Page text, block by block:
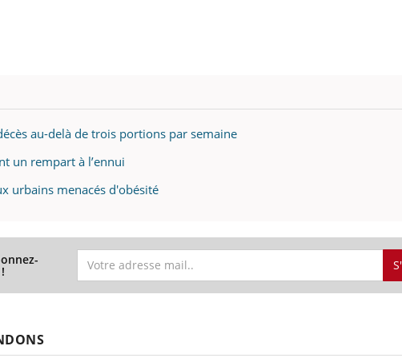
au-delà de trois portions par semaine
un rempart à l’ennui
urbains menacés d'obésité